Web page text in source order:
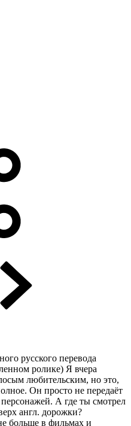
русского перевода
ролике) Я вчера
любительским, но это,
Он просто не передаёт
А где ты смотрел
англ. дорожки?
больше в фильмах и